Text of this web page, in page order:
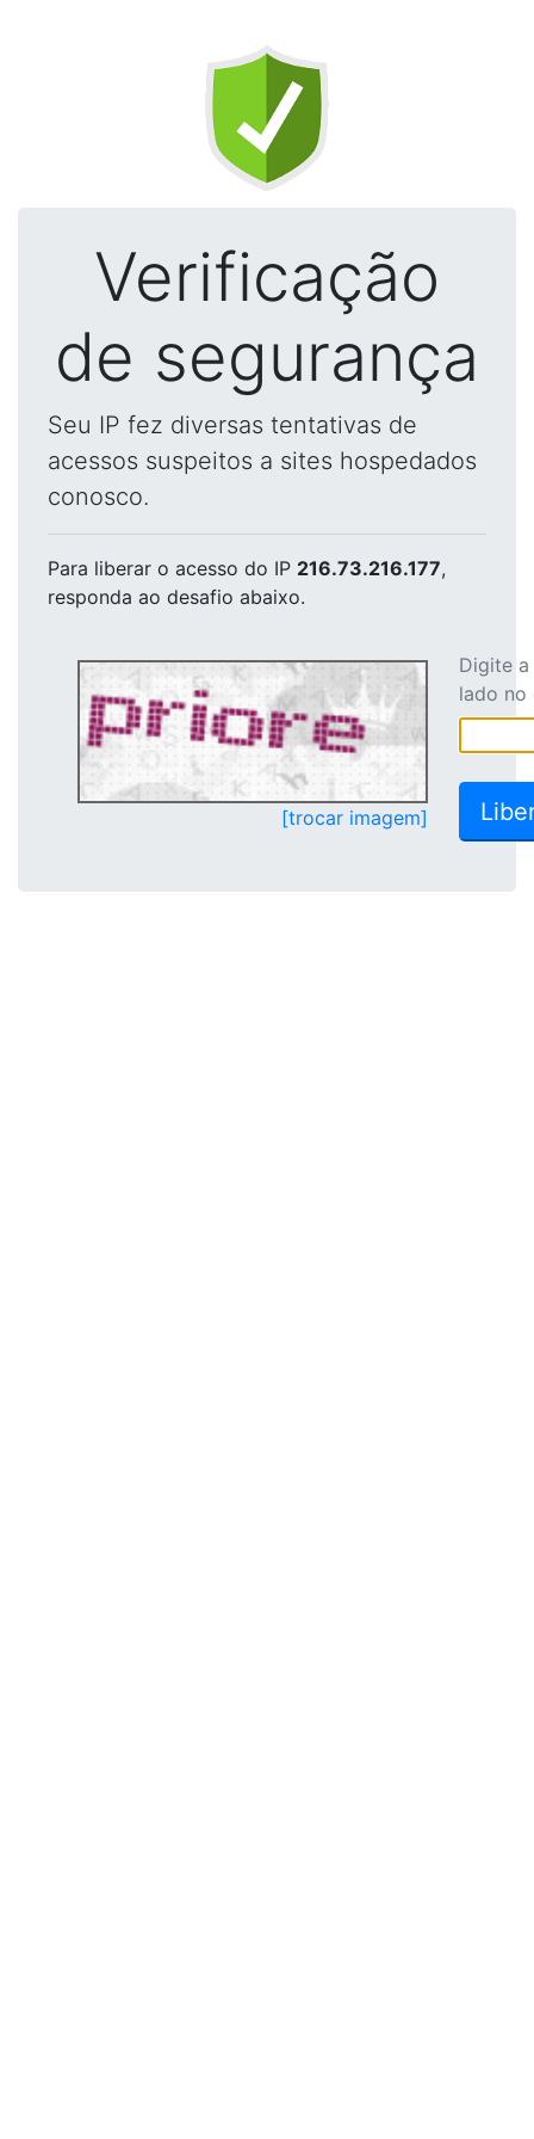
Verificação
de segurança
Seu IP fez diversas tentativas de
acessos suspeitos a sites hospedados
conosco.
Para liberar o acesso do IP 216.73.216.177,
responda ao desafio abaixo.
[trocar imagem]
Digite
lado no